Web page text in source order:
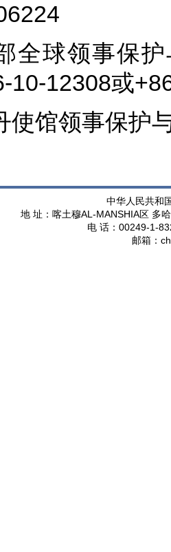
全球领事保
10-12308或
使馆领事保护
中华人民共和
地 址：喀土穆AL-MANSHIA区 多
电 话： 00249-1-
邮箱：